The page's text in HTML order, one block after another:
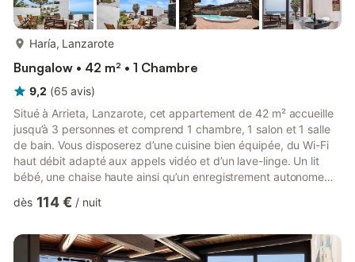
Haría, Lanzarote
Bungalow • 42 m² • 1 Chambre
9,2 (65 avis)
Situé à Arrieta, Lanzarote, cet appartement de 42 m² accueille
jusqu’à 3 personnes et comprend 1 chambre, 1 salon et 1 salle
de bain. Vous disposerez d’une cuisine bien équipée, du Wi-Fi
haut débit adapté aux appels vidéo et d’un lave-linge. Un lit
bébé, une chaise haute ainsi qu’un enregistrement autonome
Profitez de votre terrasse privée non couverte offrant une
dans le jardin commun ou savourez un repas en plein air grâce
à votre barbecue privé. Un parking commun sur plac...
dès 114 € / nuit